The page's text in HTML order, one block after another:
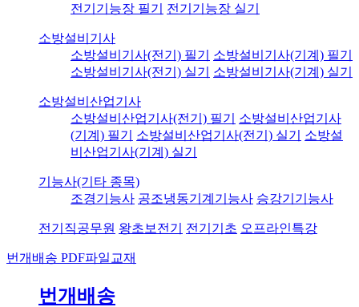
전기기능장 필기
전기기능장 실기
소방설비기사
소방설비기사(전기) 필기
소방설비기사(기계) 필기
소방설비기사(전기) 실기
소방설비기사(기계) 실기
소방설비산업기사
소방설비산업기사(전기) 필기
소방설비산업기사
(기계) 필기
소방설비산업기사(전기) 실기
소방설
비산업기사(기계) 실기
기능사(기타 종목)
조경기능사 공조냉동기계기능사 승강기기능사
전기직공무원 왕초보전기 전기기초 오프라인특강
번개배송 PDF파일교재
번개배송